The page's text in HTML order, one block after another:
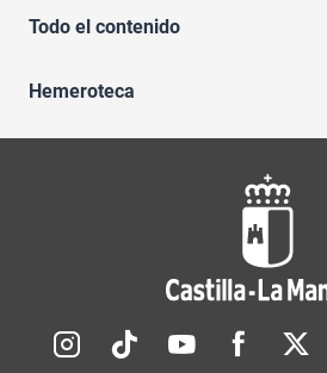
Todo el contenido
Hemeroteca
Redes sociales JCCM